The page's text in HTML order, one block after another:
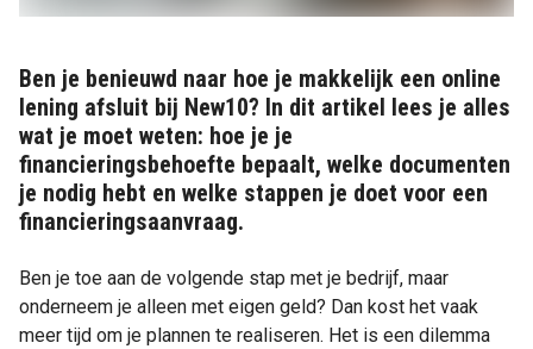
Ben je benieuwd naar hoe je makkelijk een online
lening afsluit bij New10? In dit artikel lees je alles
wat je moet weten: hoe je je
financieringsbehoefte bepaalt, welke documenten
je nodig hebt en welke stappen je doet voor een
financieringsaanvraag.
Ben je toe aan de volgende stap met je bedrijf, maar
onderneem je alleen met eigen geld? Dan kost het vaak
meer tijd om je plannen te realiseren. Het is een dilemma